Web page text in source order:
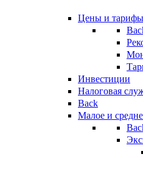
Цены и тарифы
Инвестиции
Налоговая
Back
Малое и